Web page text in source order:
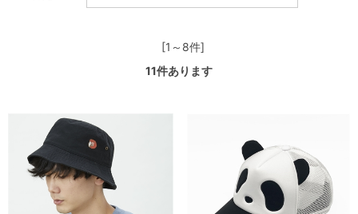
[1～8件]
11件あります